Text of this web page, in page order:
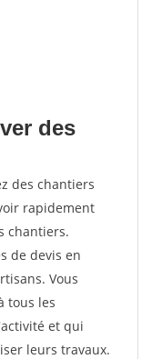
des
des chantiers
rapidement
chantiers.
de devis en
Vous
tous les
et qui
leurs travaux.